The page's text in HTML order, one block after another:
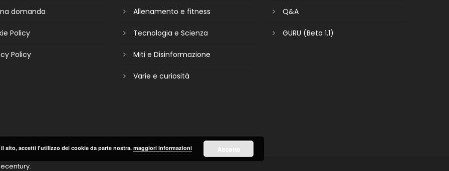
domanda
Policy
Policy
Allenamento e fitness
Tecnologia e Scienza
Miti e Disinformazione
Varie e curiosità
Q&A
GURU (Beta 1.1)
.
sito, accetti l'utilizzo dei cookie da parte nostra. maggiori informazioni Accetto